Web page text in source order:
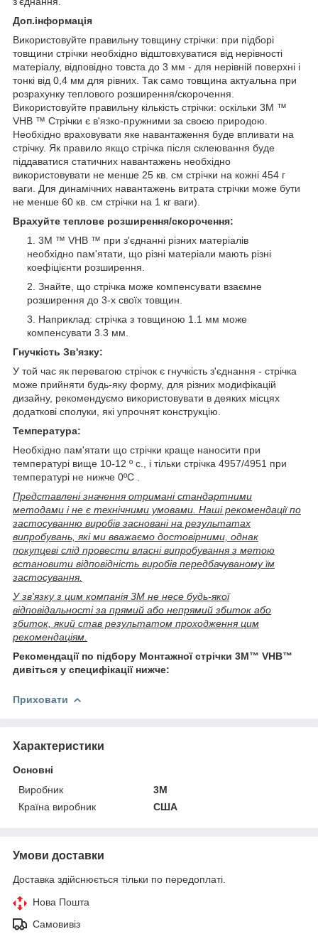
Доп.інформація
Використовуйте правильну товщину стрічки: при підборі
товщини стрічки необхідно відштовхуватися від нерівності
матеріалу, відповідно товста до 3 мм - для нерівній поверхні і
тонкі від 0,4 мм для рівних. Так само товщина актуальна при
розрахунку теплового розширення/скорочення.
Використовуйте правильну кількість стрічки: оскільки 3M ™
VHB ™ Стрічки є в'язко-пружними за своєю природою.
Необхідно враховувати яке навантаження буде впливати на
стрічку. Як правило якщо стрічка після склеювання буде
піддаватися статичних навантажень необхідно
використовувати не менше 25 кв. см стрічки на кожні 454 г
ваги. Для динамічних навантажень витрата стрічки може бути
не менше 60 кв. см стрічки на 1 кг ваги).
Врахуйте теплове розширення/скорочення:
3M ™ VHB ™ при з'єднанні різних матеріалів
необхідно пам'ятати, що різні матеріали мають різні
коефіцієнти розширення.
Знайте, що стрічка може компенсувати взаємне
розширення до 3-х своїх товщин.
Наприклад: стрічка з товщиною 1.1 мм може
компенсувати 3.3 мм.
Гнучкість Зв'язку:
У той час як перевагою стрічок є гнучкість з'єднання - стрічка
може прийняти будь-яку форму, для різних модифікацій
дизайну, рекомендуємо використовувати в деяких місцях
додаткові сполуки, які упрочнят конструкцію.
Температура:
Необхідно пам'ятати що стрічки краще наносити при
температурі вище 10-12 º с., і тільки стрічка 4957/4951 при
температурі не нижче 0ºС .
Представлені значення отримані стандартними
методами і не є технічними умовами. Наші рекомендації по
застосуванню виробів засновані на результатах
випробувань, які ми вважаємо достовірними, однак
покупцеві слід провести власні випробування з метою
встановити відповідність виробів передбачуваному їм
застосування.
У зв'язку з цим компанія 3М не несе будь-якої
відповідальності за прямий або непрямий збиток або
збиток, який став результатом проходження цим
рекомендаціям.
Рекомендації по підбору Монтажної стрічки 3M™ VHB™
дивіться у специфікації нижче:
Приховати
Характеристики
Основні
Виробник
3М
Країна виробник
США
Умови доставки
Доставка здійснюється тільки по передоплаті.
Нова Пошта
Самовивіз